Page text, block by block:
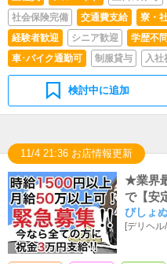
社会保険完備
交通費支給 寮・
経験者歓迎
シニア歓迎 学歴不問
車･バイク通勤可
制服貸与 入社
検討中に追加
11/4 21:36 お店情報更新
★業界
で【安
ライバ
びしょ
[デリヘル/